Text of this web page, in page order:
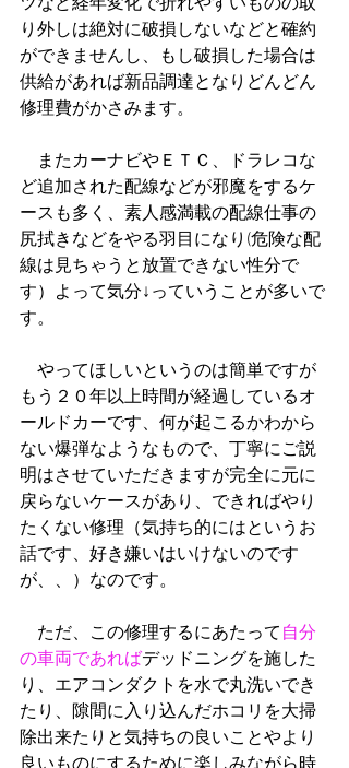
ツなど経年変化で折れやすいものの取
り外しは絶対に破損しないなどと確約
ができませんし、もし破損した場合は
供給があれば新品調達となりどんどん
修理費がかさみます。
またカーナビやＥＴＣ、ドラレコな
ど追加された配線などが邪魔をするケ
ースも多く、素人感満載の配線仕事の
尻拭きなどをやる羽目になり(危険な配
線は見ちゃうと放置できない性分で
す）よって気分↓っていうことが多いで
す。
やってほしいというのは簡単ですが
もう２０年以上時間が経過しているオ
ールドカーです、何が起こるかわから
ない爆弾なようなもので、丁寧にご説
明はさせていただきますが完全に元に
戻らないケースがあり、できればやり
たくない修理（気持ち的にはというお
話です、好き嫌いはいけないのです
が、、）なのです。
ただ、この修理するにあたって 自分
の車両であればデッドニングを施した
り、エアコンダクトを水で丸洗いでき
たり、隙間に入り込んだホコリを大掃
除出来たりと気持ちの良いことやより